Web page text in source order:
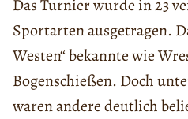
Das Turnier wurde in 23
Sportarten ausgetragen.
Westen“ bekannte wie
Bogenschießen. Doch
waren andere deutlich